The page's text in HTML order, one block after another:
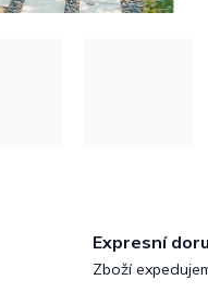
Expresní
Zboží